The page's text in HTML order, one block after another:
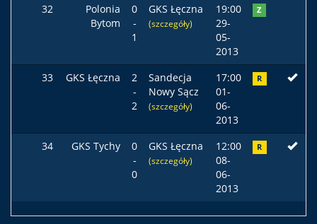
32
Polonia
Bytom
0
-
1
GKS Łęczna
(szczegóły)
19:00
29-
05-
2013
Z
33 GKS Łęczna
2
-
2
Sandecja
Nowy Sącz
(szczegóły)
17:00
01-
06-
2013
R
34 GKS Tychy
0
-
0
GKS Łęczna
(szczegóły)
12:00
08-
06-
2013
R